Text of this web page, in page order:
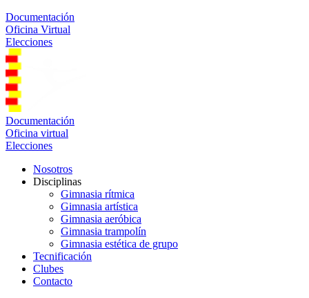
Documentación
Oficina Virtual
Elecciones
Documentación
Oficina virtual
Elecciones
Nosotros
Disciplinas
Gimnasia rítmica
Gimnasia artística
Gimnasia aeróbica
Gimnasia trampolín
Gimnasia estética de grupo
Tecnificación
Clubes
Contacto